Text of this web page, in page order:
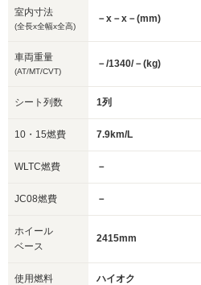
室内寸法
(全長x全幅x全高)
－x－x－(mm)
車両重量
(AT/MT/CVT)
－/1340/－(kg)
シート列数 1列
10・15燃費 7.9km/L
WLTC燃費 －
JC08燃費 －
ホイール
ベース
2415mm
使用燃料 ハイオク